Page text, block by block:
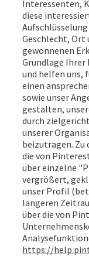
Interessenten,
diese
Geschlecht, Ort
gewonnenen
Grundlage Ihrer
und helfen uns,
einen
sowie unser
gestalten,
durch
unserer
beizutragen. Zu
die von
über einzelne
vergrößert,
unser Profil
längeren
über die von
https://